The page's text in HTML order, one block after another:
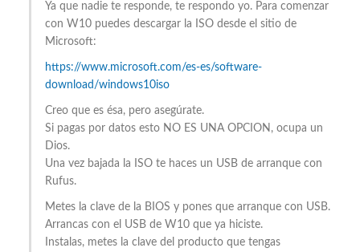
Ya que nadie te responde, te respondo yo. Para comenzar
con W10 puedes descargar la ISO desde el sitio de
Microsoft:
https://www.microsoft.com/es-es/software-
download/windows10iso
Creo que es ésa, pero asegúrate.
Si pagas por datos esto NO ES UNA OPCION, ocupa un
Dios.
Una vez bajada la ISO te haces un USB de arranque con
Rufus.
Metes la clave de la BIOS y pones que arranque con USB.
Arrancas con el USB de W10 que ya hiciste.
Instalas, metes la clave del producto que tengas